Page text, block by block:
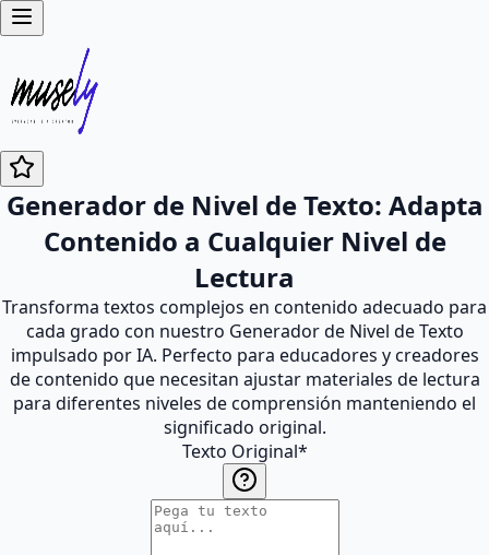
Generador de Nivel de Texto: Adapta
Contenido a Cualquier Nivel de
Lectura
Transforma textos complejos en contenido adecuado para
cada grado con nuestro Generador de Nivel de Texto
impulsado por IA. Perfecto para educadores y creadores
de contenido que necesitan ajustar materiales de lectura
para diferentes niveles de comprensión manteniendo el
significado original.
Texto Original*